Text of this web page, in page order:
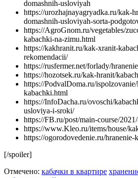
domashnih-usloviyah
https://urozhajnayagryadka.ru/kak-
domashnih-usloviyah-sorta-
https://AgroGnom.ru/vegetables/
kabachki-na-zimu.html
https://kakhranit.ru/kak-xranit-
rekomendacii/
https://rusfermer.net/forlady/
https://hozotsek.ru/kak-hranit/
https://PodvalDoma.ru/
kabachki.html
https://InfoDacha.ru/ovoschi/
usloviya-i-sroki/
https://FB.ru/post/main-course/
https://www.Kleo.ru/items/house/
https://ogorodovedenie.ru/hranenie-
[/spoiler]
Отмечено: кабачки в квартире